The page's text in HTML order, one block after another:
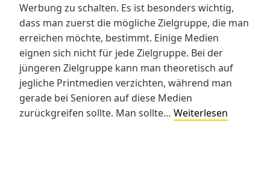
Werbung zu schalten. Es ist besonders wichtig,
dass man zuerst die mögliche Zielgruppe, die man
erreichen möchte, bestimmt. Einige Medien
eignen sich nicht für jede Zielgruppe. Bei der
jüngeren Zielgruppe kann man theoretisch auf
jegliche Printmedien verzichten, während man
gerade bei Senioren auf diese Medien
zurückgreifen sollte. Man sollte… Weiterlesen